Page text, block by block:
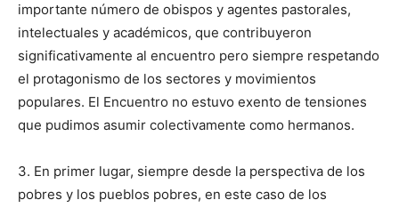
importante número de obispos y agentes pastorales,
intelectuales y académicos, que contribuyeron
significativamente al encuentro pero siempre respetando
el protagonismo de los sectores y movimientos
populares. El Encuentro no estuvo exento de tensiones
que pudimos asumir colectivamente como hermanos.
3. En primer lugar, siempre desde la perspectiva de los
pobres y los pueblos pobres, en este caso de los